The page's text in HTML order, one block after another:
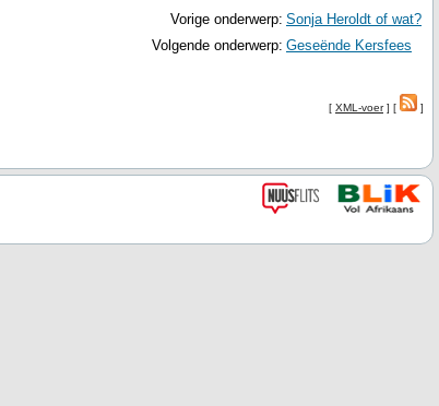
Vorige onderwerp: Sonja Heroldt of wat?
Volgende onderwerp: Geseënde Kersfees
[ XML-voer] [ ]